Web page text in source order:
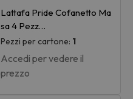
Lattafa Pride Cofanetto Ma
sa 4 Pezz…
Pezzi per cartone: 1
Accedi per vedere il
prezzo